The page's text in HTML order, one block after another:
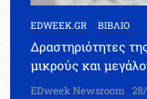
EDWEEK.GR ΒΙΒΛΙΟ
Δραστηριότητες
μικρούς και
EDweek Newsroom